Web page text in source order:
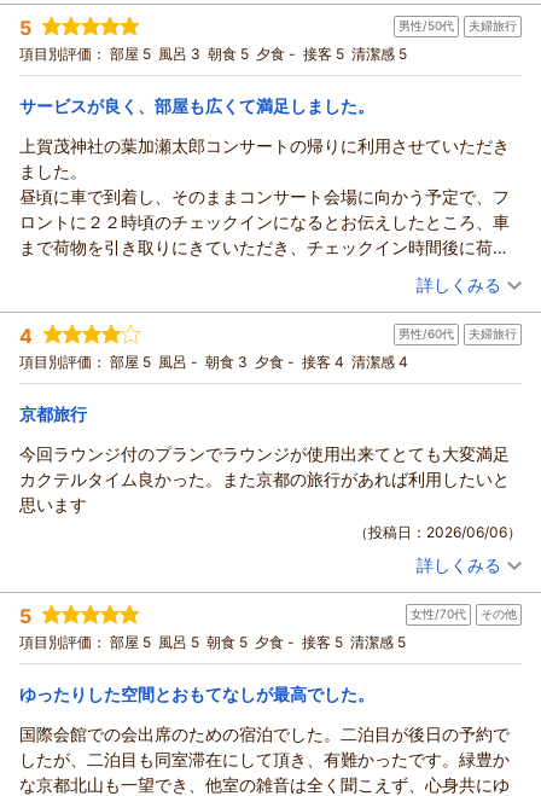
宿泊時期： 2026年04月宿泊 (家族旅行)
投稿者： けんちゃんさん
宿泊プラン： プリンスホテル 期間限定タイムセール！冬旅は早期予約でお得
に！30％OFFとポイント10％付与（朝食付き）
ツイン 朝のみ
宿泊価格帯： 20,001～21,000円(大人一人あたり/税込)
5 男性/50代 夫婦旅行
項目別評価： 部屋 5 風呂 3 朝食 5 夕食 - 接客 5 清潔感 5
サービスが良く、部屋も広くて満足しました。
上賀茂神社の葉加瀬太郎コンサートの帰りに利用させていただき
ました。
昼頃に車で到着し、そのままコンサート会場に向かう予定で、フ
ロントに２２時頃のチェックインになるとお伝えしたところ、車
まで荷物を引き取りにきていただき、チェックイン時間後に荷物
を部屋まで運んでおきます。と言っていただきました。コンサー
トで疲れて帰ってから荷物を運んだりする必要がなく、大変有難
かったです。
部屋も広く、清潔で気持ちよく過ごすことが出来ました。
朝食はビュッフェスタイルですが、種類も多く、和食、洋食とも
敷地内には、宿泊者限定で入れる茶寮があり、茶室からゆったり
と日本庭園を眺めるだけで十分満足できました。
また、京都北山の方面に行く際には利用させていただきたいと思
います。
（投稿日：2026/06/07）
宿泊時期： 2026年05月宿泊 (夫婦旅行)
投稿者： kawaさん
宿泊プラン： 【ベーシックレート】朝食付き 京都駅から20分、緑に癒やさ
れる京都旅
ツイン 朝のみ
宿泊価格帯：
詳しくみる
4 男性/60代 夫婦旅行
項目別評価： 部屋 5 風呂 - 朝食 3 夕食 - 接客 4 清潔感 4
京都旅行
今回ラウンジ付のプランでラウンジが使用出来てとても大変満足
カクテルタイム良かった。また京都の旅行があれば利用したいと
思います
（投稿日：2026/06/06）
投稿者： ケンケンさん(男性/60代)
宿泊プラン： 【じゃらん限定◆クラブフロアタイムセール】京都・洛北の静
寂に寛ぐ、特別階ステイ（ラウンジ朝食付き）
ツイン
宿泊価格帯： 29,001～30,000円(大人一人あたり/税込)
詳しくみる
5 女性/70代 その他
項目別評価： 部屋 5 風呂 5 朝食 5 夕食 - 接客 5 清潔感 5
ゆったりした空間とおもてなしが最高でした。
国際会館での会出席のための宿泊でした。二泊目が後日の予約で
したが、二泊目も同室滞在にして頂き、有難かったです。緑豊か
な京都北山も一望でき、他室の雑音は全く聞こえず、心身共にゆ